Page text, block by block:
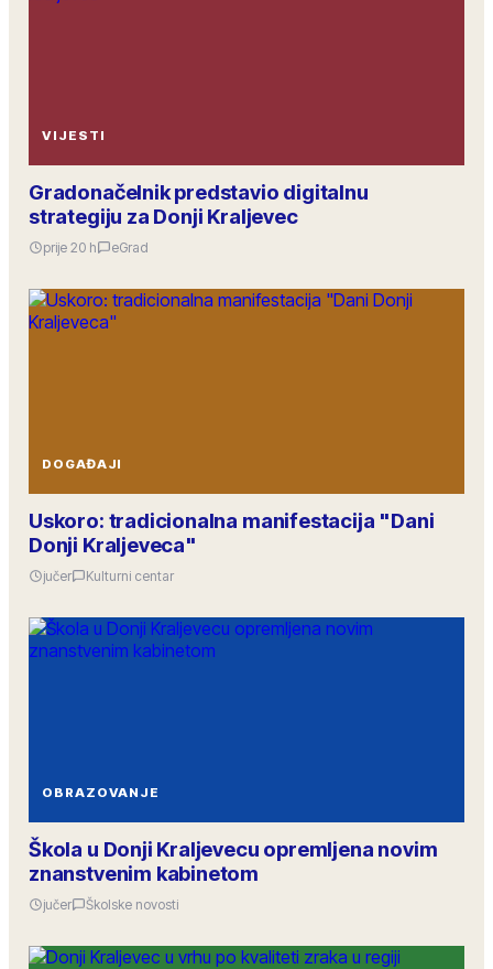
VIJESTI
Gradonačelnik predstavio digitalnu
strategiju za Donji Kraljevec
prije 20 h eGrad
DOGAĐAJI
Uskoro: tradicionalna manifestacija "Dani
Donji Kraljeveca"
jučer Kulturni centar
OBRAZOVANJE
Škola u Donji Kraljevecu opremljena novim
znanstvenim kabinetom
jučer Školske novosti